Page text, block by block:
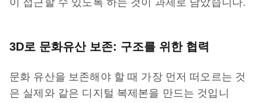
이 접근할 수 있도록 하는 것이 과제로 남았습니다.
3D로 문화유산 보존: 구조를 위한 협력
문화 유산을 보존해야 할 때 가장 먼저 떠오르는 것
은 실제와 같은 디지털 복제본을 만드는 것입니